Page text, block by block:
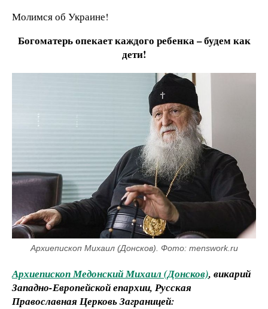
Молимся об Украине!
Богоматерь опекает каждого ребенка – будем как
дети!
Архиепископ Михаил (Донсков). Фото: menswork.ru
Архиепископ Медонский Михаил (Донсков), викарий
Западно-Европейской епархии, Русская
Православная Церковь Заграницей: